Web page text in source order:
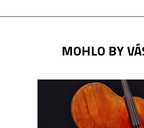
MOHLO BY